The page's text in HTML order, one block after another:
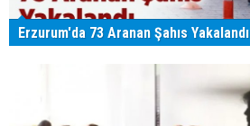
Erzurum'da 73 Aranan Şahıs Yakalandı